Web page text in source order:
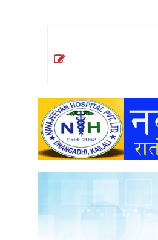
अन्तराष्ट्रिय
अन्तर्वार्ता
खेलकुद